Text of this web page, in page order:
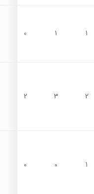
1
1
0
2
3
2
1
0
0